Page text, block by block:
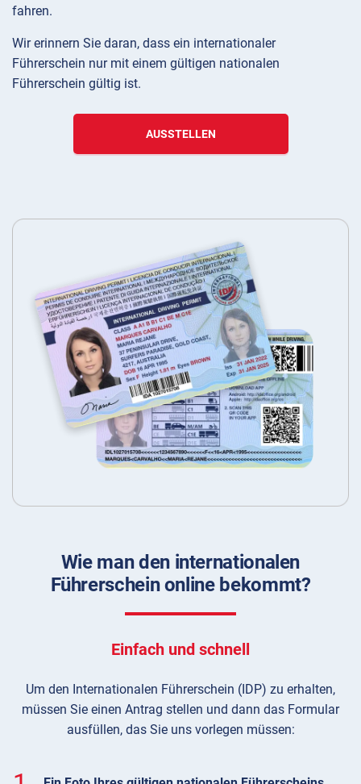
fahren.
Wir erinnern Sie daran, dass ein internationaler
Führerschein nur mit einem gültigen nationalen
Führerschein gültig ist.
AUSSTELLEN
Wie man den internationalen
Führerschein online bekommt?
Einfach und schnell
Um den Internationalen Führerschein (IDP) zu erhalten,
müssen Sie einen Antrag stellen und dann das Formular
ausfüllen, das Sie uns vorlegen müssen: